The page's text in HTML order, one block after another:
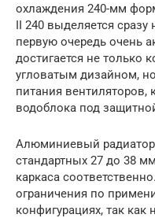
охлаждения 240-мм
II 240 выделяется
первую очередь очень
достигается не только
угловатым дизайном,
питания
водоблока под
Алюминиевый
стандартных 27 до 38
каркаса
ограничения по
конфигурациях, так как